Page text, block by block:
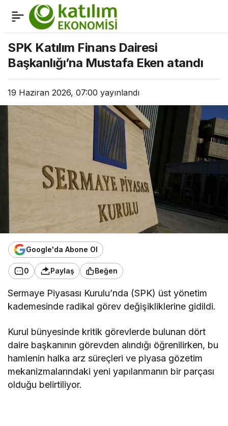
SPK Katılım Finans Dairesi
Başkanlığı’na Mustafa Eken atandı
19 Haziran 2026, 07:00 yayınlandı
Google'da Abone Ol
0 Paylaş Beğen
Sermaye Piyasası Kurulu’nda (SPK) üst yönetim
kademesinde radikal görev değişikliklerine gidildi.
Kurul bünyesinde kritik görevlerde bulunan dört
daire başkanının görevden alındığı öğrenilirken, bu
hamlenin halka arz süreçleri ve piyasa gözetim
mekanizmalarındaki yeni yapılanmanın bir parçası
olduğu belirtiliyor.
Azerbaycan, İslam
Kalkınma Bankası
Grubu’nun yıllık
toplantılarına ev
sahipliği yaptı